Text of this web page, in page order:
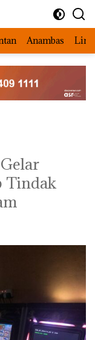
Anambas
Tindak